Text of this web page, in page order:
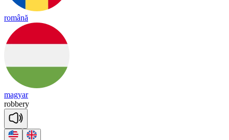
română
magyar
robbery